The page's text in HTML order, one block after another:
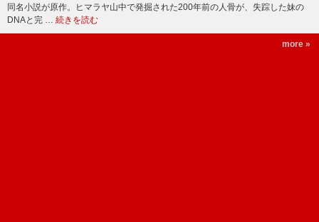
同名小説が原作。ヒマラヤ山中で発掘された200年前の人骨が、失踪した妹の
DNAと完 … 続きを読む
more »